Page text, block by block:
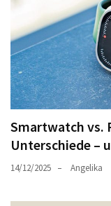
Smartwatch vs.
Unterschiede –
14/12/2025 Angelika